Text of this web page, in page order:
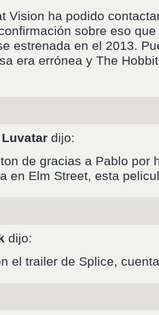
Vision ha podido
sobre eso
estrenada en el 2013.
era errónea y The
dijo:
de gracias a Pablo por
en Elm Street, esta
dijo:
el trailer de Splice,